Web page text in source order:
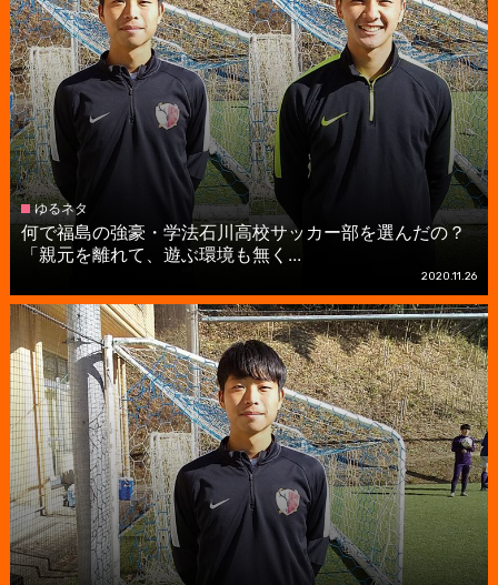
ゆるネタ
何で福島の強豪・学法石川高校サッカー部を選んだの？
「親元を離れて、遊ぶ環境も無く...
2020.11.26